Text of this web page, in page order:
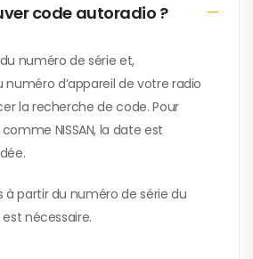
code autoradio ?
numéro de série et,
d’appareil de votre radio
la recherche de code. Pour
NISSAN, la date est
à partir du numéro de série du
est nécessaire.